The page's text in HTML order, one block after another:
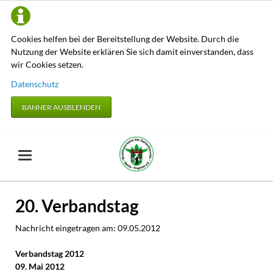
Cookies helfen bei der Bereitstellung der Website. Durch die
Nutzung der Website erklären Sie sich damit einverstanden, dass
wir Cookies setzen.
Datenschutz
BANNER AUSBLENDEN
20. Verbandstag
Nachricht eingetragen am: 09.05.2012
Verbandstag 2012
09. Mai 2012